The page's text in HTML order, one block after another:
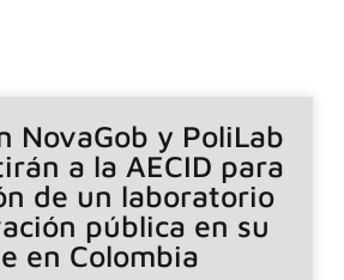
NovaGob y PoliLab
a la AECID para
de un laboratorio
pública en su
en Colombia